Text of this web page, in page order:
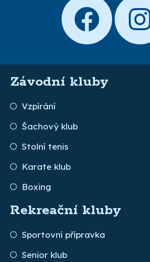
Závodní kluby
Vzpírání
Šachový klub
Stolní tenis
Karate klub
Boxing
Rekreační kluby
Sportovní přípravka
Senior klub